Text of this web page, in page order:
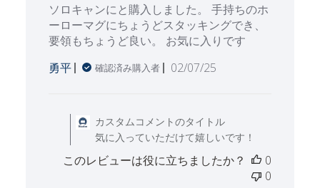
ソロキャンにと購入しました。 手持ちのホ
ーローマグにちょうどスタッキングでき、
要領もちょうど良い。 お気に入りです
勇平
確認済み購入者
公
02/07/25
カスタムコメントのタイトル
気に入っていただけて嬉しいです！
このレビューは役に立ちましたか？
0
0